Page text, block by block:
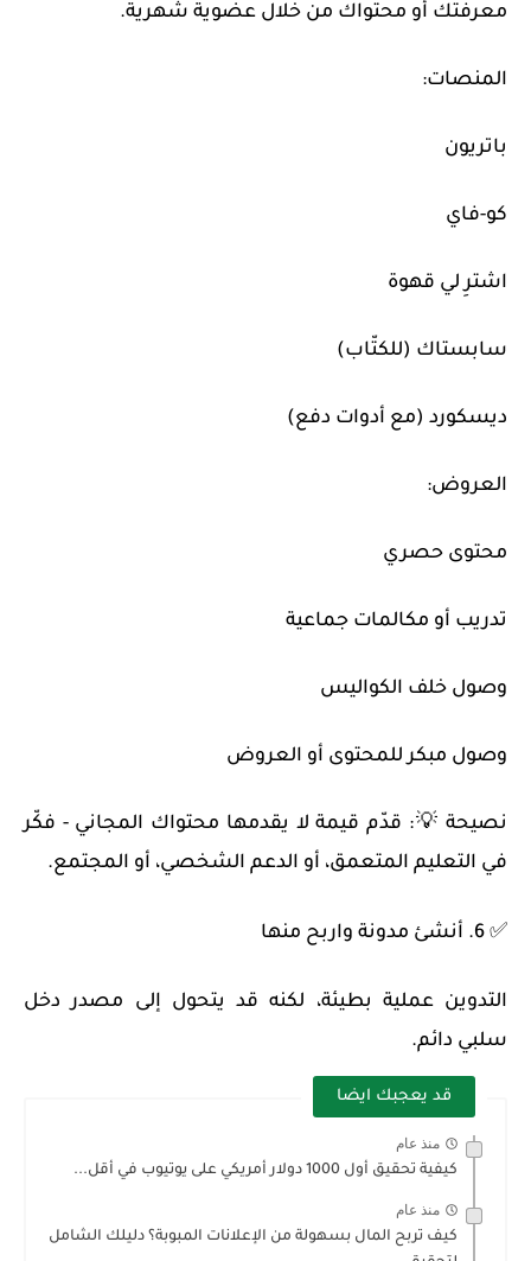
معرفتك أو محتواك من خلال عضوية شهرية.
المنصات:
باتريون
كو-فاي
اشترِ لي قهوة
سابستاك (للكتّاب)
ديسكورد (مع أدوات دفع)
العروض:
محتوى حصري
تدريب أو مكالمات جماعية
وصول خلف الكواليس
وصول مبكر للمحتوى أو العروض
نصيحة 💡: قدّم قيمة لا يقدمها محتواك المجاني - فكّر
في التعليم المتعمق، أو الدعم الشخصي، أو المجتمع.
✅ 6. أنشئ مدونة واربح منها
التدوين عملية بطيئة، لكنه قد يتحول إلى مصدر دخل
سلبي دائم.
قد يعجبك ايضا
منذ عام
كيفية تحقيق أول 1000 دولار أمريكي على يوتيوب في أقل...
منذ عام
كيف تربح المال بسهولة من الإعلانات المبوبة؟ دليلك الشامل